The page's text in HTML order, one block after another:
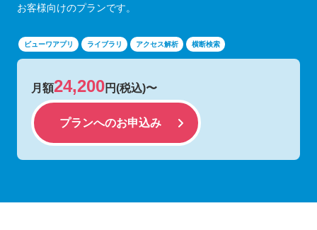
お客様向けのプランです。
ビューワアプリ ライブラリ アクセス解析 横断検索
月額24,200円(税込)〜
プランへのお申込み